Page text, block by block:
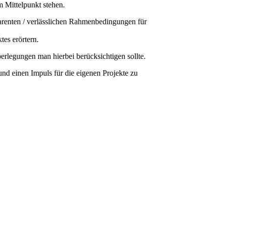
Mittelpunkt stehen.
/ verlässlichen Rahmenbedingungen für
erörtern.
man hierbei berücksichtigen sollte.
einen Impuls für die eigenen Projekte zu